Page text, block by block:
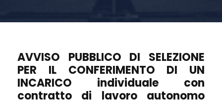
AVVISO PUBBLICO DI SELEZIONE
PER IL CONFERIMENTO DI UN
INCARICO individuale con
contratto di lavoro autonomo